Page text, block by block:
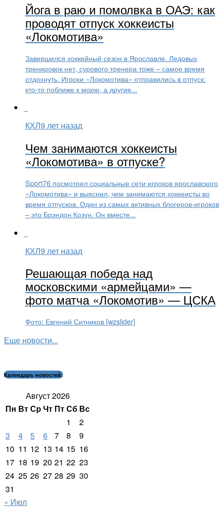
Йога в раю и помолвка в ОАЭ: как
проводят отпуск хоккеисты
«Локомотива»
Завершился хоккейный сезон в Ярославле. Ледовых
тренировок нет, сурового тренера тоже – самое время
отдохнуть. Игроки «Локомотива» отправились в отпуск:
кто-то поближе к морю, а другие...
КХЛ9 лет назад
Чем занимаются хоккеисты
«Локомотива» в отпуске?
Sport76 посмотрел социальные сети игроков ярославского
«Локомотива» и выяснил, чем занимаются хоккеисты во
время отпусков. Один из самых активных блогеров-игроков
– это Брэндон Козун. Он вместе...
КХЛ9 лет назад
Решающая победа над
московскими «армейцами» —
фото матча «Локомотив» — ЦСКА
Фото: Евгений Ситников [wzslider]
Еще новости...
Календарь новостей:
Август 2026
Пн ВтСрЧт ПтСб Вс
1
2
3
4 5 6 7 8
9
10 11 12 13 14 15 16
17 18 19 20 21 22 23
24 25 26 27 28 29 30
31
« Июл